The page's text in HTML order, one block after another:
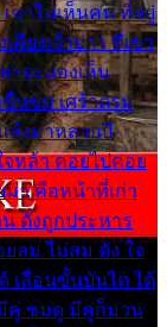
ขาไม่เห็นคน ที่อยู่
คียงเจ้าบ่าว ที่เขา
รจะมองเห็น
นขม เศร้าตรม
ล้งมาหลายปี
หล้า คอยไปคอย
า คือหน้าที่เก่า
ดั่งถูกประหาร
ลม ไม่สม ดัง ใจ
เลื่อนขั้นบันได ได้
มีคู่ ซมดู มีคู่ก็ม่วน